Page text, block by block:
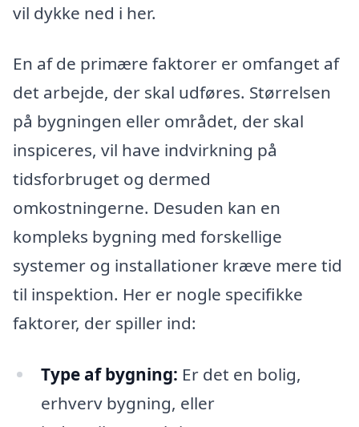
vil dykke ned i her.
En af de primære faktorer er omfanget af
det arbejde, der skal udføres. Størrelsen
på bygningen eller området, der skal
inspiceres, vil have indvirkning på
tidsforbruget og dermed
omkostningerne. Desuden kan en
kompleks bygning med forskellige
systemer og installationer kræve mere tid
til inspektion. Her er nogle specifikke
faktorer, der spiller ind:
Type af bygning: Er det en bolig,
erhverv bygning, eller